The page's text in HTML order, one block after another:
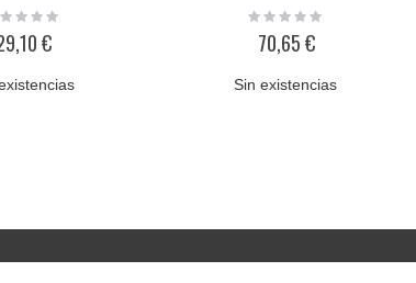
€
Rating:
70,65 €
Sin existencias